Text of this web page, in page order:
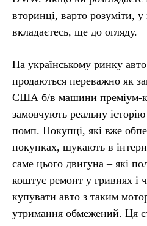
вторинці, варто розуміти,
вкладаєтесь, ще до огляду.
На українському ринку
продаються переважно як
США б/в машини преміум-
замовчують реальну
помп. Покупці, які вже
покупках, шукають в
саме цього двигуна – які
коштує ремонт у гривнях і
купувати авто з таким
утримання обмежений. Ця